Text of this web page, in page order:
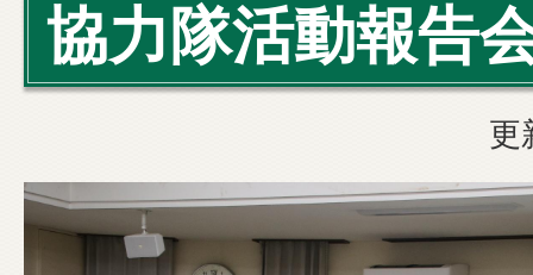
協力隊活動報告
更